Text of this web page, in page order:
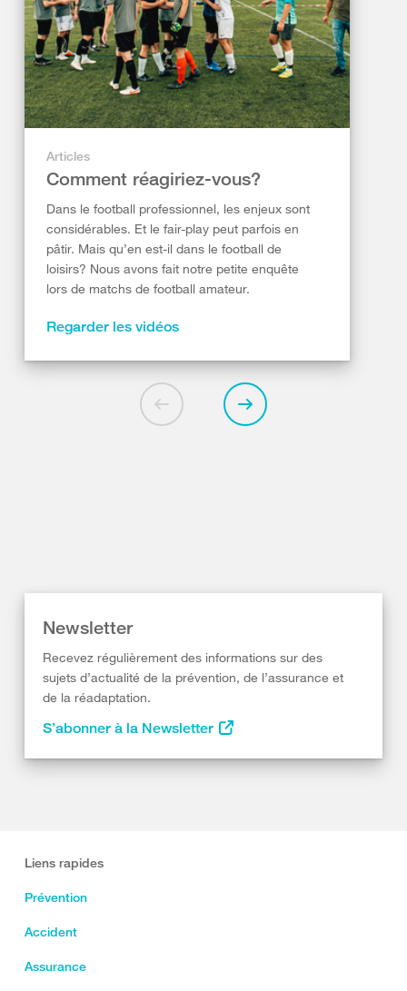
Articles
Comment réagiriez-vous?
Dans le football professionnel, les enjeux sont
considérables. Et le fair-play peut parfois en
pâtir. Mais qu’en est-il dans le football de
loisirs? Nous avons fait notre petite enquête
lors de matchs de football amateur.
Regarder les vidéos
Newsletter
Recevez régulièrement des informations sur des
sujets d’actualité de la prévention, de l’assurance et
de la réadaptation.
S’abonner à la Newsletter
Liens rapides
Prévention
Accident
Assurance